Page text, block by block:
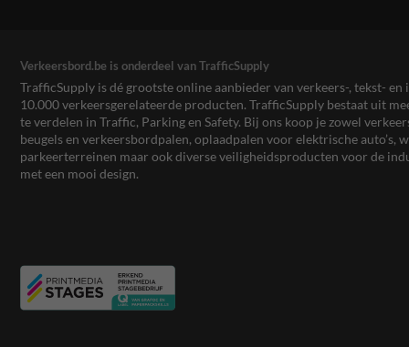
Verkeersbord.be is onderdeel van TrafficSupply
TrafficSupply is dé grootste online aanbieder van verkeers-, tekst-
10.000 verkeersgerelateerde producten. TrafficSupply bestaat uit
te verdelen in Traffic, Parking en Safety. Bij ons koop je zowel
beugels en verkeersbordpalen, oplaadpalen voor elektrische auto’s,
parkeerterreinen maar ook diverse veiligheidsproducten voor de
met een mooi design.